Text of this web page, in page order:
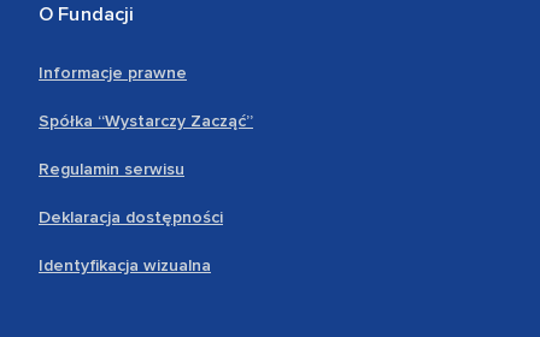
O Fundacji
Informacje prawne
Spółka “Wystarczy Zacząć”
Regulamin serwisu
Deklaracja dostępności
Identyfikacja wizualna